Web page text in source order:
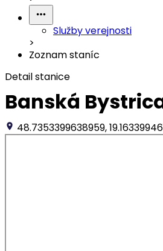
Služby verejnosti
>
Zoznam staníc
Detail stanice
Banská
48.7353399638959,